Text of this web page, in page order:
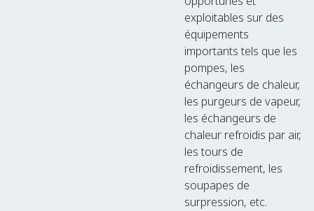
exploitables sur des
équipements
importants tels que les
pompes, les
échangeurs de chaleur,
les purgeurs de vapeur,
les échangeurs de
chaleur refroidis par air,
les tours de
refroidissement, les
soupapes de
surpression, etc.